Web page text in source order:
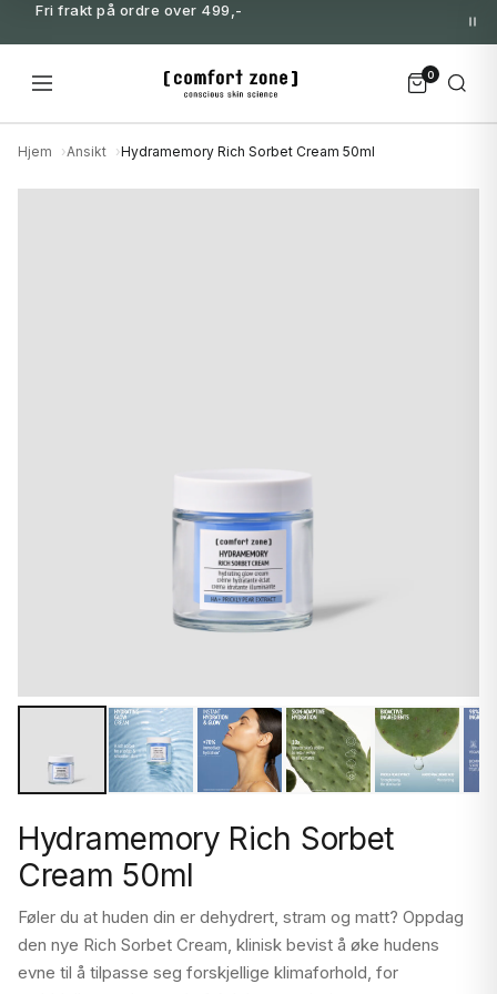
Fri frakt på ordre over 499,-
0
Hjem Ansikt Hydramemory Rich Sorbet Cream 50ml
Hydramemory Rich Sorbet
Cream 50ml
Føler du at huden din er dehydrert, stram og matt? Oppdag
den nye Rich Sorbet Cream, klinisk bevist å øke hudens
evne til å tilpasse seg forskjellige klimaforhold, for